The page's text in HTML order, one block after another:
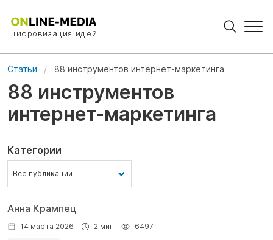
цифровизация идей
Статьи 88 инструментов интернет-маркетинга
88 инструментов
интернет-маркетинга
Категории
Анна Крампец
14 марта 2026 2 мин 6497